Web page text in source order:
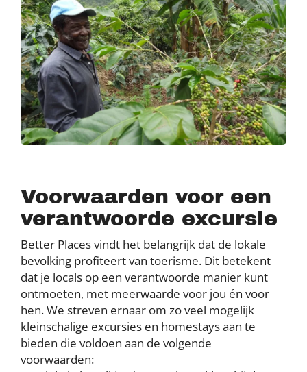
Voorwaarden voor een
verantwoorde excursie
Better Places vindt het belangrijk dat de lokale
bevolking profiteert van toerisme. Dit betekent
dat je locals op een verantwoorde manier kunt
ontmoeten, met meerwaarde voor jou én voor
hen. We streven ernaar om zo veel mogelijk
kleinschalige excursies en homestays aan te
bieden die voldoen aan de volgende
voorwaarden: